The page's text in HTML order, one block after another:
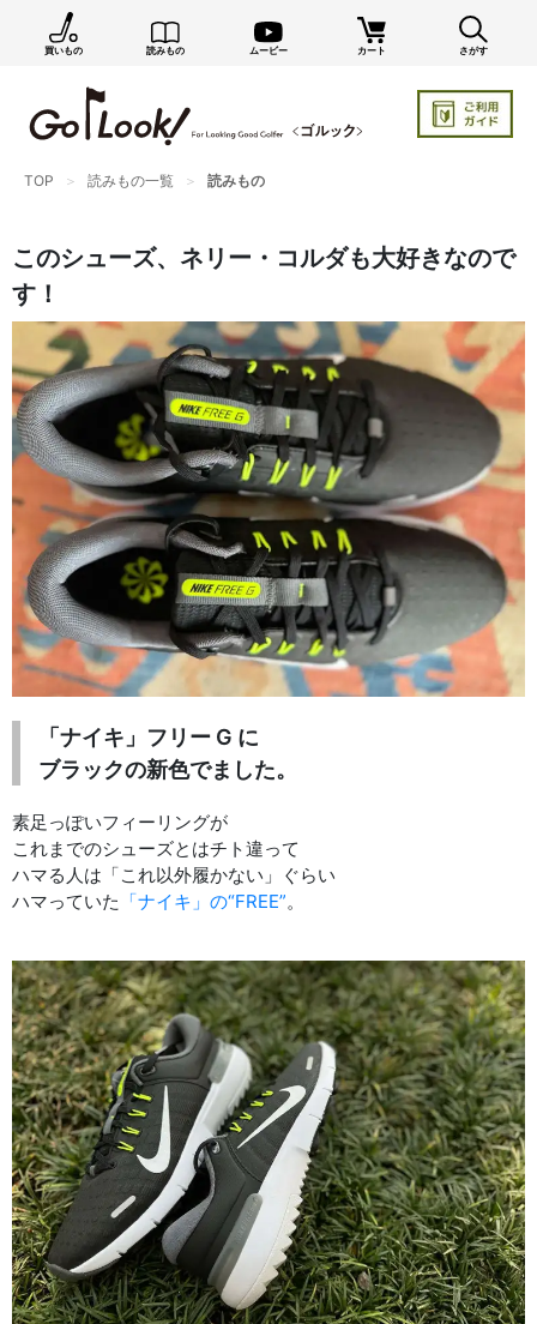
買いもの 読みもの ムービー カート さがす
TOP 読みもの一覧 読みもの
このシューズ、ネリー・コルダも大好きなので
す！
「ナイキ」フリー G に
ブラックの新色でました。
素足っぽいフィーリングが
これまでのシューズとはチト違って
ハマる人は「これ以外履かない」ぐらい
ハマっていた 「ナイキ」の“FREE”。
×
GO/LOOK! からのお知らせ（受信設定）
新商品情報や編集部のオススメ、オトクな情報・買い
まだご登録でない方はぜひ！
編集部セレクトのスタイル提案・お得情報（ダイレクトメール）
お知らせを受け取る
いつでもメール内のリンクから配信停止できます